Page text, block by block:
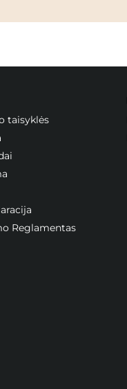
taisyklės
Reglamentas